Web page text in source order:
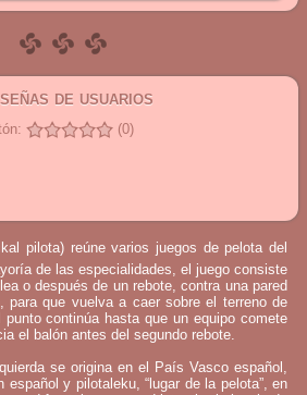
de usuarios
(0)
pilota) reúne varios juegos de pelota del
de las especialidades, el juego consiste
o después de un rebote, contra una pared
para que vuelva a caer sobre el terreno de
continúa hasta que un equipo comete
el balón antes del segundo rebote.
se origina en el País Vasco español,
español y pilotaleku, “lugar de la pelota”, en